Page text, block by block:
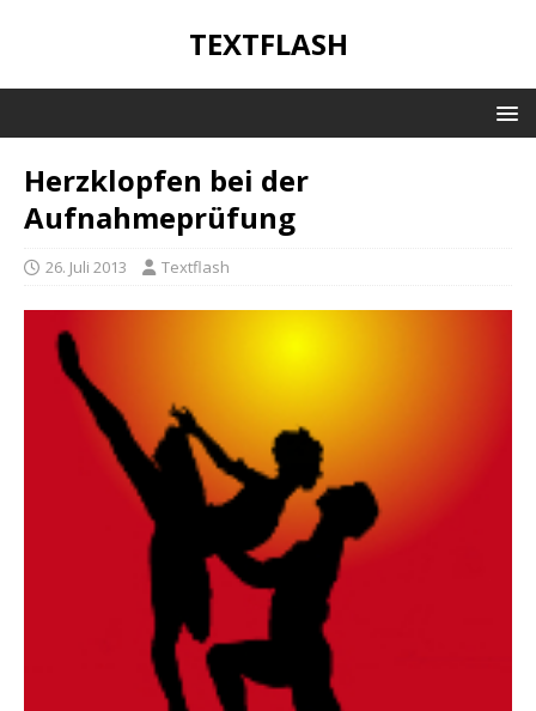
TEXTFLASH
Herzklopfen bei der
Aufnahmeprüfung
26. Juli 2013 Textflash